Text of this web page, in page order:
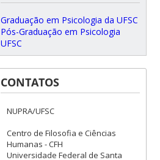
Graduação em Psicologia da UFSC
Pós-Graduação em Psicologia
UFSC
CONTATOS
NUPRA/UFSC
Centro de Filosofia e Ciências
Humanas - CFH
Universidade Federal de Santa